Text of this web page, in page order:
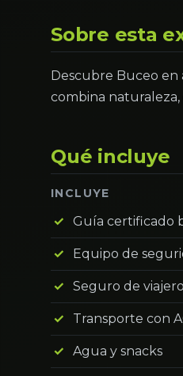
Sobre esta
Descubre Buceo en
combina
Qué incluye
INCLUYE
Guía certificado
Equipo de
Seguro de
Transporte con
Agua y snacks